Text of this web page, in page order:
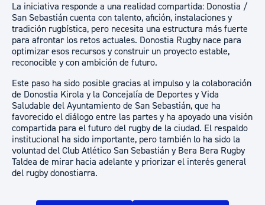
La iniciativa responde a una realidad compartida: Donostia /
San Sebastián cuenta con talento, afición, instalaciones y
tradición rugbística, pero necesita una estructura más fuerte
para afrontar los retos actuales. Donostia Rugby nace para
optimizar esos recursos y construir un proyecto estable,
reconocible y con ambición de futuro.
Este paso ha sido posible gracias al impulso y la colaboración
de Donostia Kirola y la Concejalía de Deportes y Vida
Saludable del Ayuntamiento de San Sebastián, que ha
favorecido el diálogo entre las partes y ha apoyado una visión
compartida para el futuro del rugby de la ciudad. El respaldo
institucional ha sido importante, pero también lo ha sido la
voluntad del Club Atlético San Sebastián y Bera Bera Rugby
Taldea de mirar hacia adelante y priorizar el interés general
del rugby donostiarra.